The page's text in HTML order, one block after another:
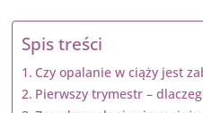
Spis treści
Czy opalanie w ciąży jest
Pierwszy trymestr –